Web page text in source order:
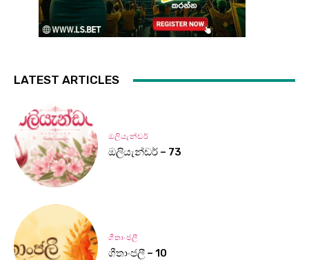
LATEST ARTICLES
ඔලියැන්ඩර්
ඔලියැන්ඩර් – 73
ගීතාංජලී
ගීතාංජලී – 10